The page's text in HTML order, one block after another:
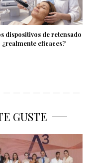
dispositivos de retensado
eficaces?
GUSTE